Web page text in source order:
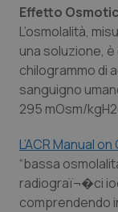
Calabria
Campania
Emilia-
Friuli
Lazio
Asma &
Car-T
Dermatite
Diabete &
Effetto
L’osmolalità,
una soluzione,
chilogrammo di
sanguigno
295 mOsm/
L’ACR Manual
“bassa
radiograï¬�ci
comprendendo